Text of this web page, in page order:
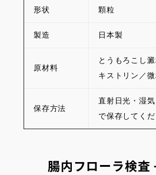
形状 顆粒
製造 日本製
原材料
とうもろこし
キストリン／
保存方法
直射日光・湿
で保存してくだ
腸内フローラ検査